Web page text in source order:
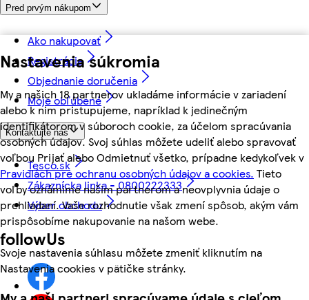
Nastavenia súkromia
My a našich 18 partnerov ukladáme informácie v zariadení
alebo k nim pristupujeme, napríklad k jedinečným
identifikátorom v súboroch cookie, za účelom spracúvania
osobných údajov. Svoj súhlas môžete udeliť alebo spravovať
voľbou Prijať alebo Odmietnuť všetko, prípadne kedykoľvek v
Pravidlách pre ochranu osobných údajov a cookies. Tieto
voľby oznámime našim partnerom a neovplyvnia údaje o
prehliadaní. Vaše rozhodnutie však zmení spôsob, akým vám
prispôsobíme nakupovanie na našom webe.
Svoje nastavenia súhlasu môžete zmeniť kliknutím na
Nastavenia cookies v pätičke stránky.
Pred prvým nákupom
Ako nakupovať
Registrácia
Objednanie doručenia
Moje obľúbené
Kontaktujte nás
Tesco.sk
Zákaznícka linka - 0800222333
Výber obchodu
followUs